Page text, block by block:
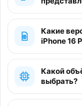
Какие
iPhone 16
Какой
выбрать?